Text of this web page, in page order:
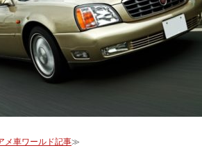
メ車ワールド記事≫